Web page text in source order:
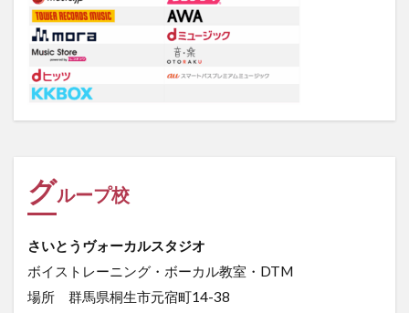
グループ校
さいとうヴォーカルスタジオ
ボイストレーニング・ボーカル教室・DTM
場所 群馬県桐生市元宿町14-38